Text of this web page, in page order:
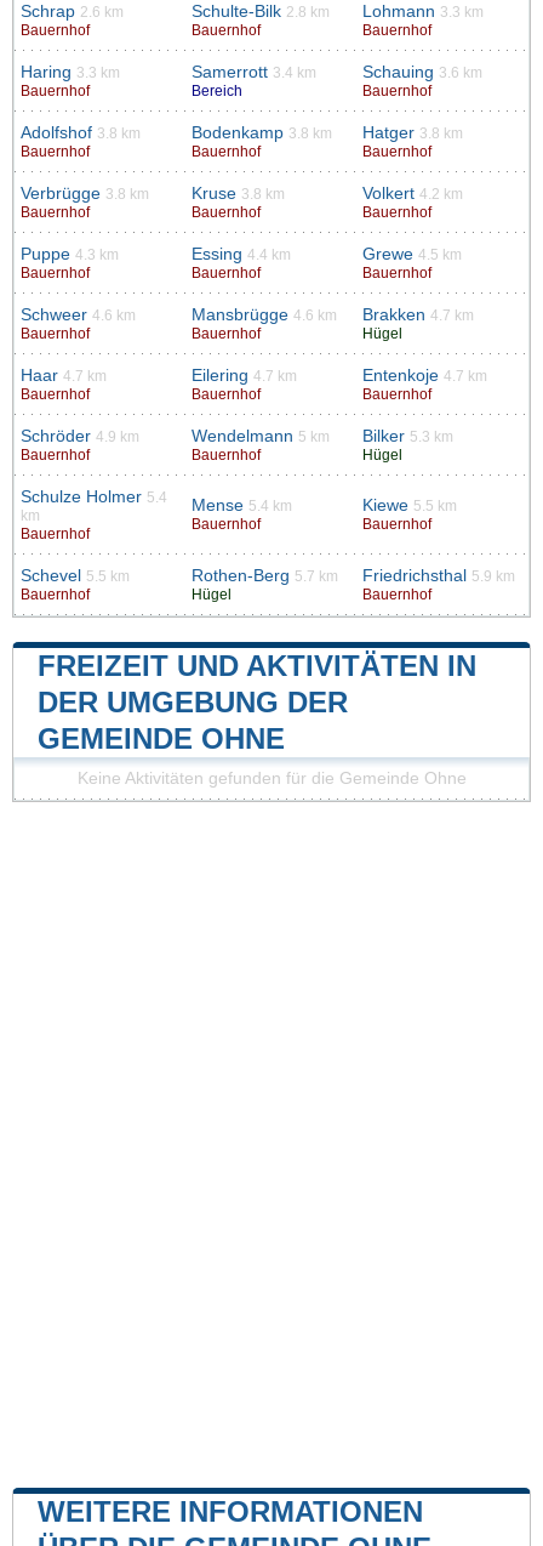
Schrap 2.6 km
Bauernhof
Schulte-Bilk 2.8 km
Bauernhof
Lohmann 3.3 km
Bauernhof
Haring 3.3 km
Bauernhof
Samerrott 3.4 km
Bereich
Schauing 3.6 km
Bauernhof
Adolfshof 3.8 km
Bauernhof
Bodenkamp 3.8 km
Bauernhof
Hatger 3.8 km
Bauernhof
Verbrügge 3.8 km
Bauernhof
Kruse 3.8 km
Bauernhof
Volkert 4.2 km
Bauernhof
Puppe 4.3 km
Bauernhof
Essing 4.4 km
Bauernhof
Grewe 4.5 km
Bauernhof
Schweer 4.6 km
Bauernhof
Mansbrügge 4.6 km
Bauernhof
Brakken 4.7 km
Hügel
Haar 4.7 km
Bauernhof
Eilering 4.7 km
Bauernhof
Entenkoje 4.7 km
Bauernhof
Schröder 4.9 km
Bauernhof
Wendelmann 5 km
Bauernhof
Bilker 5.3 km
Hügel
Schulze Holmer 5.4
km
Bauernhof
Mense 5.4 km
Bauernhof
Kiewe 5.5 km
Bauernhof
Schevel
5.5 km
Bauernhof
Rothen-Berg 5.7 km
Hügel
Friedrichsthal
5.9 km
Bauernhof
FREIZEIT UND AKTIVITÄTEN IN
DER UMGEBUNG DER
GEMEINDE OHNE
Keine Aktivitäten gefunden für die Gemeinde Ohne
WEITERE INFORMATIONEN